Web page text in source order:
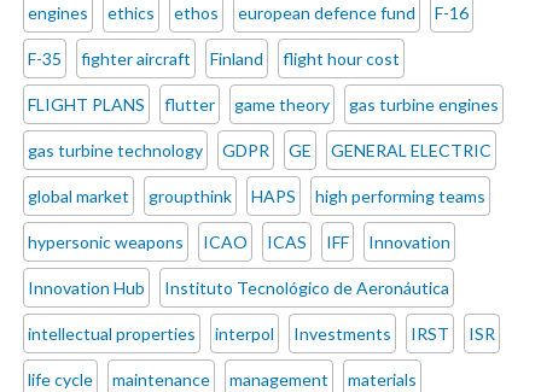
engines ethics ethos european defence fund F-16
F-35 fighter aircraft Finland flight hour cost
FLIGHT PLANS flutter game theory gas turbine engines
gas turbine technology GDPR GE GENERAL ELECTRIC
global market groupthink HAPS high performing teams
hypersonic weapons ICAO ICAS IFF Innovation
Innovation Hub Instituto Tecnológico de Aeronáutica
intellectual properties interpol Investments IRST ISR
life cycle maintenance management materials